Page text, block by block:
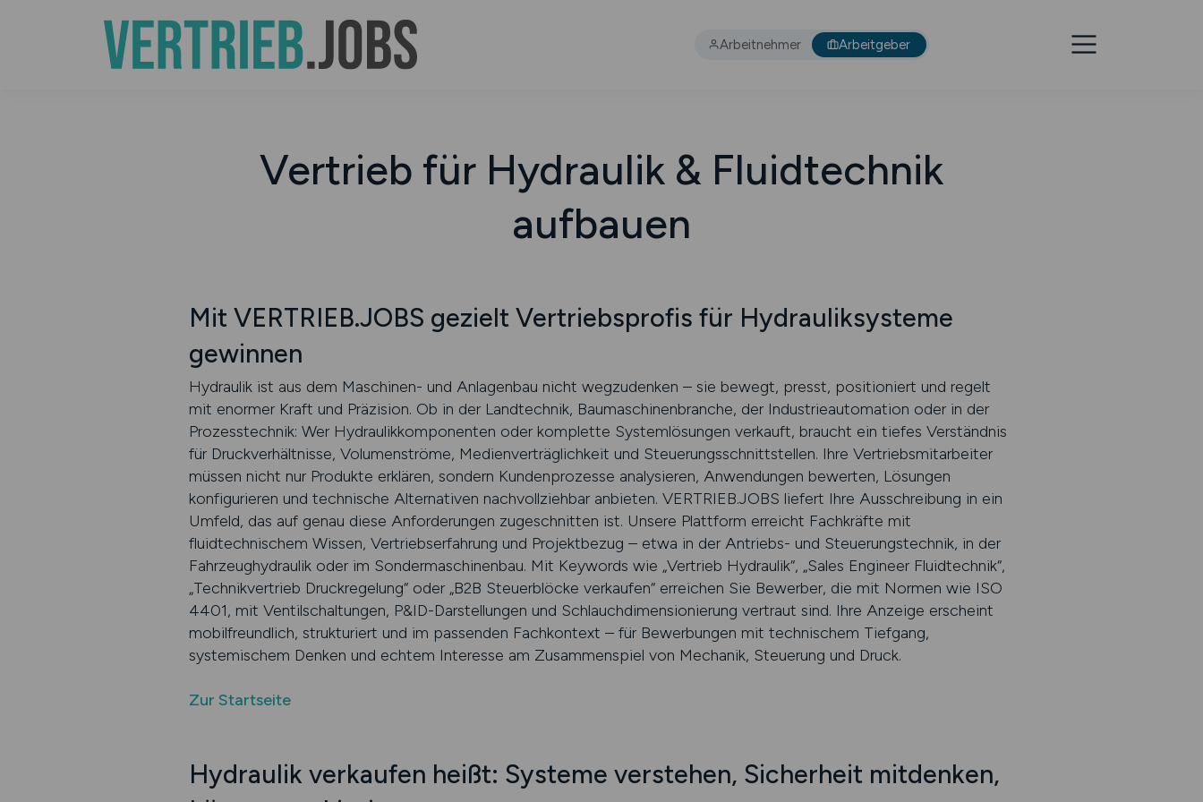
Arbeitnehmer Arbeitgeber
Vertrieb für Hydraulik & Fluidtechnik
aufbauen
Mit VERTRIEB.JOBS gezielt Vertriebsprofis für Hydrauliksysteme
gewinnen
Hydraulik ist aus dem Maschinen- und Anlagenbau nicht wegzudenken – sie bewegt, presst, positioniert und regelt
mit enormer Kraft und Präzision. Ob in der Landtechnik, Baumaschinenbranche, der Industrieautomation oder in der
Prozesstechnik: Wer Hydraulikkomponenten oder komplette Systemlösungen verkauft, braucht ein tiefes Verständnis
für Druckverhältnisse, Volumenströme, Medienverträglichkeit und Steuerungsschnittstellen. Ihre Vertriebsmitarbeiter
müssen nicht nur Produkte erklären, sondern Kundenprozesse analysieren, Anwendungen bewerten, Lösungen
konfigurieren und technische Alternativen nachvollziehbar anbieten. VERTRIEB.JOBS liefert Ihre Ausschreibung in ein
Umfeld, das auf genau diese Anforderungen zugeschnitten ist. Unsere Plattform erreicht Fachkräfte mit
fluidtechnischem Wissen, Vertriebserfahrung und Projektbezug – etwa in der Antriebs- und Steuerungstechnik, in der
Fahrzeughydraulik oder im Sondermaschinenbau. Mit Keywords wie „Vertrieb Hydraulik“, „Sales Engineer Fluidtechnik“,
„Technikvertrieb Druckregelung“ oder „B2B Steuerblöcke verkaufen“ erreichen Sie Bewerber, die mit Normen wie ISO
4401, mit Ventilschaltungen, P&ID-Darstellungen und Schlauchdimensionierung vertraut sind. Ihre Anzeige erscheint
mobilfreundlich, strukturiert und im passenden Fachkontext – für Bewerbungen mit technischem Tiefgang,
systemischem Denken und echtem Interesse am Zusammenspiel von Mechanik, Steuerung und Druck.
Zur Startseite
Hydraulik verkaufen heißt: Systeme verstehen, Sicherheit mitdenken,